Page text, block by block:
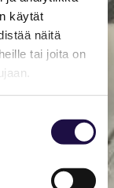
käytät
näitä
tai joita on